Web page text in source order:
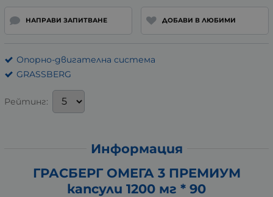
НАПРАВИ ЗАПИТВАНЕ ДОБАВИ В ЛЮБИМИ
Опорно-двигателна система
GRASSBERG
Рейтинг:
Информация
ГРАСБЕРГ ОМЕГА 3 ПРЕМИУМ
капсули 1200 мг * 90